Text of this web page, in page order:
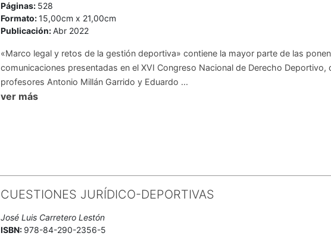
Páginas: 528
Formato:15,00cm x 21,00cm
Publicación:Abr 2022
«Marco legal y retos de la gestión deportiva» contiene la mayor parte de las
comunicaciones presentadas en el XVI Congreso Nacional de Derecho Deportivo,
profesores Antonio Millán Garrido y Eduardo ...
ver más
CUESTIONES JURÍDICO-DEPORTIVAS
José Luis Carretero Lestón
ISBN: 978-84-290-2356-5